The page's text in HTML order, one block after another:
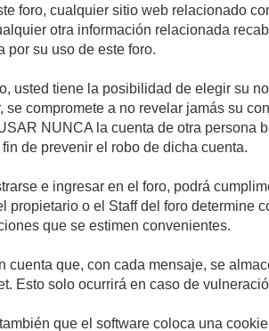
foro, cualquier sitio web relacionado
otra información relacionada
por su uso de este foro.
usted tiene la posibilidad de elegir su
se compromete a no revelar jamás su
NUNCA la cuenta de otra persona
de prevenir el robo de dicha cuenta.
e ingresar en el foro, podrá
propietario o el Staff del foro determine
que se estimen convenientes.
cuenta que, con cada mensaje, se
Esto solo ocurrirá en caso de
que el software coloca una